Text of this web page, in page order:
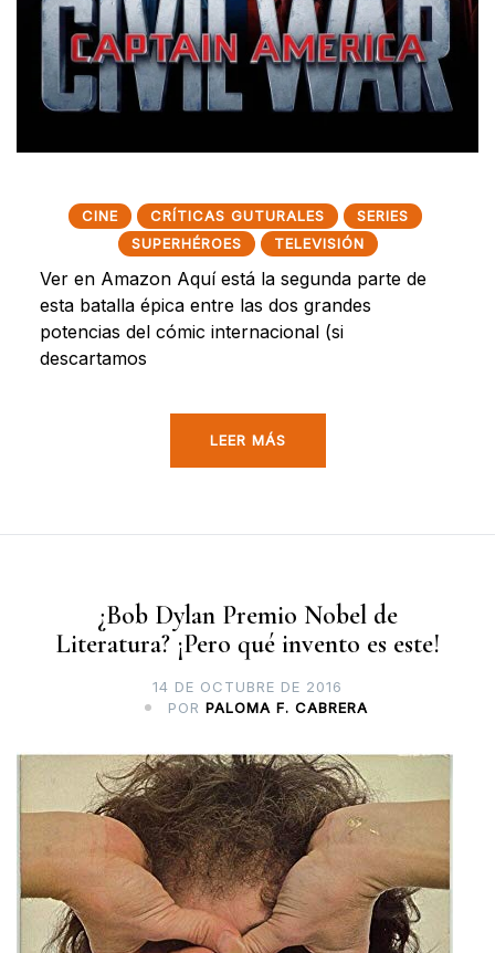
CINE CRÍTICAS GUTURALES
SERIES
SUPERHÉROES
TELEVISIÓN
Ver en Amazon Aquí está la segunda parte de
esta batalla épica entre las dos grandes
potencias del cómic internacional (si
descartamos
LEER MÁS
¿Bob Dylan Premio Nobel de
Literatura? ¡Pero qué invento es este!
14 DE OCTUBRE DE 2016
POR PALOMA F. CABRERA